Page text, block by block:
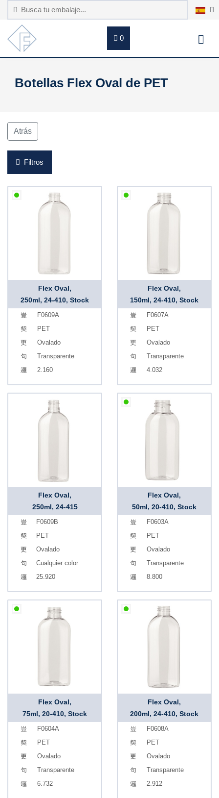
0
Botellas Flex Oval de PET
Atrás
Filtros
Flex Oval,
250ml, 24-410, Stock
F0609A
PET
Ovalado
Transparente
2.160
Flex Oval,
150ml, 24-410, Stock
F0607A
PET
Ovalado
Transparente
4.032
Flex Oval,
250ml, 24-415
F0609B
PET
Ovalado
Cualquier color
25.920
Flex Oval,
50ml, 20-410, Stock
F0603A
PET
Ovalado
Transparente
8.800
Flex Oval,
75ml, 20-410, Stock
F0604A
PET
Ovalado
Transparente
6.732
Flex Oval,
200ml, 24-410, Stock
F0608A
PET
Ovalado
Transparente
2.912